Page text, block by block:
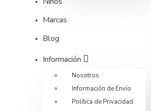
Marcas
Blog
Información
Nosotros
Información de Envío
Política de Privacidad